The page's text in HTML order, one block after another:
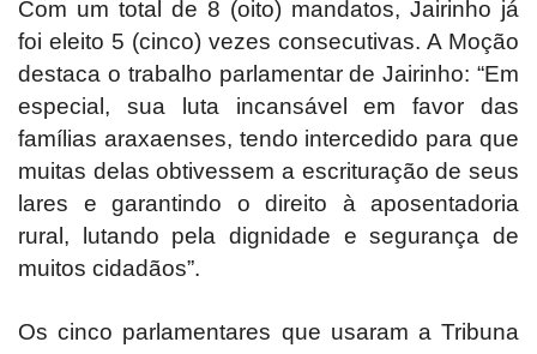
Com um total de 8 (oito) mandatos, Jairinho já
foi eleito 5 (cinco) vezes consecutivas. A Moção
destaca o trabalho parlamentar de Jairinho: “Em
especial, sua luta incansável em favor das
famílias araxaenses, tendo intercedido para que
muitas delas obtivessem a escrituração de seus
lares e garantindo o direito à aposentadoria
rural, lutando pela dignidade e segurança de
muitos cidadãos”.
Os cinco parlamentares que usaram a Tribuna